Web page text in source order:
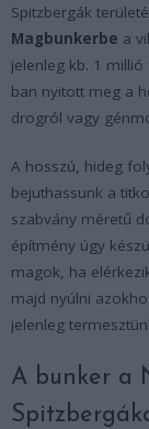
Spitzbergák
Magbunkerbe a
jelenleg kb. 1
ban nyitott meg a
drogról vagy
A hosszú, hideg
bejuthassunk a
szabvány méretű
építmény úgy
magok, ha
majd nyúlni
jelenleg
A bunker a